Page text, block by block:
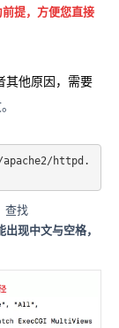
提，方便您直接
其他原因，需要
httpd.
查找
出现中文与空格，